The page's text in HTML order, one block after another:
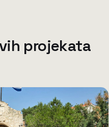
projekata